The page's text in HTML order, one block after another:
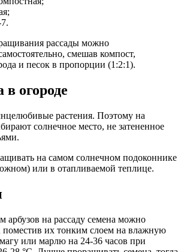
рассады можно
смешав компост,
и песок в пропорции (1:2:1).
огороде
растения. Поэтому на
солнечное место, не затененное
на самом солнечном подоконнике
или в отапливаемой теплице.
арбузов на рассаду семена можно
поместив их тонким слоем на влажную
или марлю на 24-36 часов при